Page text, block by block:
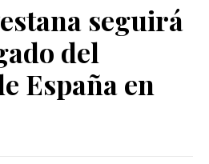
seguirá
del
España en